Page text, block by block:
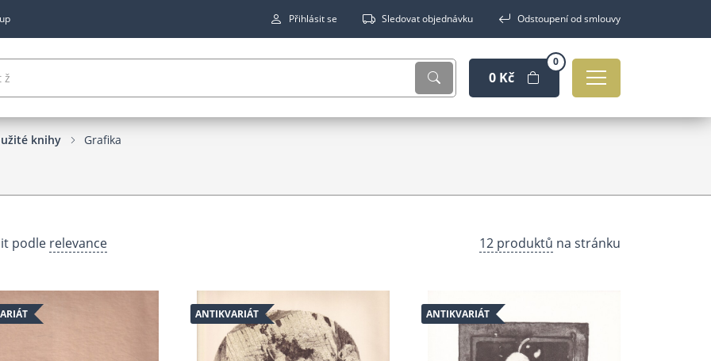
Přihlásit se Sledovat objednávku Odstoupení od smlouvy
0 Kč
0
knihy Grafika
podle relevance 12 produktů na stránku
ANTIKVARIÁT ANTIKVARIÁT